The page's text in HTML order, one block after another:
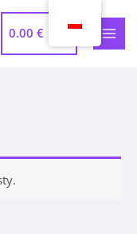
0.00 €